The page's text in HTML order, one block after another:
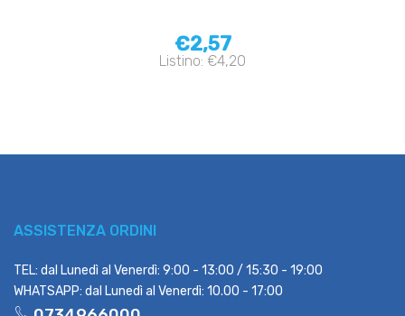
€2,57
Listino: €4,20
ASSISTENZA ORDINI
TEL: dal Lunedì al Venerdì: 9:00 - 13:00 / 15:30 - 19:00
WHATSAPP: dal Lunedì al Venerdì: 10.00 - 17:00